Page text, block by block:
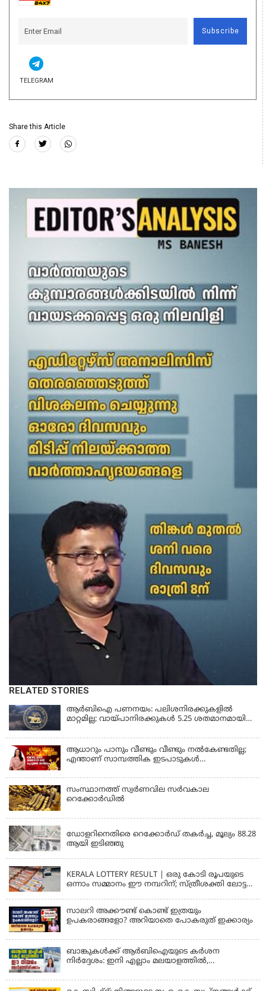
Subscribe
TELEGRAM
Share this Article
RELATED STORIES
ആർബിഐ പണനയം: പലിശനിരക്കുകളിൽ
മാറ്റമില്ല; വായ്പാനിരക്കുകൾ 5.25 ശതമാനമായി
ആധാറും പാനും വീണ്ടും വീണ്ടും നൽകേണ്ടതില്ല;
എന്താണ് സാമ്പത്തിക ഇടപാടുകൾ
സംസ്ഥാനത്ത് സ്വര്‍ണവില സര്‍വകാല
റെക്കോര്‍ഡില്‍
ഡോളറിനെതിരെ റെക്കോർഡ് തകർച്ച, മൂല്യം 88.28
ആയി ഇടിഞ്ഞു
KERALA LOTTERY RESULT | ഒരു കോടി രൂപയുടെ
ഒന്നാം സമ്മാനം ഈ നമ്പറിന്; സ്ത്രീശക്തി ലോട്ടറി
സാലറി അക്കൗണ്ട് കൊണ്ട് ഇത്രയും
ഉപകരാങ്ങളോ? അറിയാതെ പോകരുത് ഇക്കാര്യം
ബാങ്കുകൾക്ക് ആർബിഐയുടെ കർശന
നിർദ്ദേശം: ഇനി എല്ലാം മലയാളത്തിൽ,